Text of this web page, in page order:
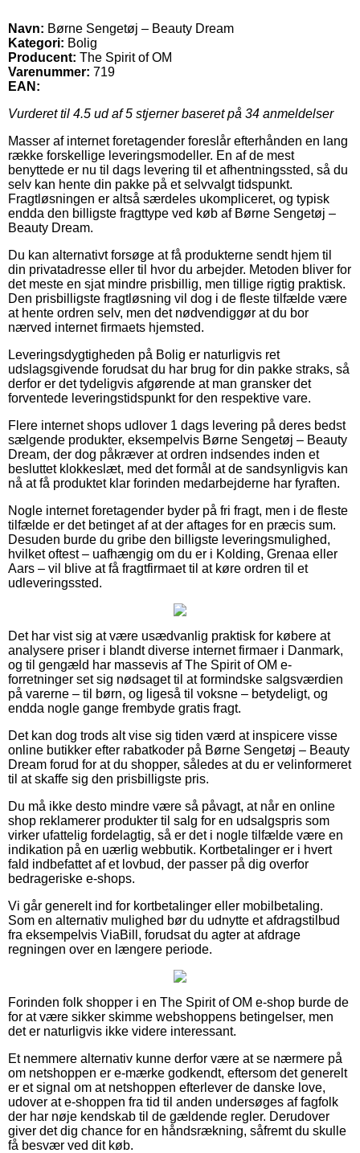
Navn: Børne Sengetøj – Beauty Dream
Kategori: Bolig
Producent: The Spirit of OM
Varenummer: 719
EAN:
Vurderet til 4.5 ud af 5 stjerner baseret på 34 anmeldelser
Masser af internet foretagender foreslår efterhånden en lang
række forskellige leveringsmodeller. En af de mest
benyttede er nu til dags levering til et afhentningssted, så du
selv kan hente din pakke på et selvvalgt tidspunkt.
Fragtløsningen er altså særdeles ukompliceret, og typisk
endda den billigste fragttype ved køb af Børne Sengetøj –
Beauty Dream.
Du kan alternativt forsøge at få produkterne sendt hjem til
din privatadresse eller til hvor du arbejder. Metoden bliver for
det meste en sjat mindre prisbillig, men tillige rigtig praktisk.
Den prisbilligste fragtløsning vil dog i de fleste tilfælde være
at hente ordren selv, men det nødvendiggør at du bor
nærved internet firmaets hjemsted.
Leveringsdygtigheden på Bolig er naturligvis ret
udslagsgivende forudsat du har brug for din pakke straks, så
derfor er det tydeligvis afgørende at man gransker det
forventede leveringstidspunkt for den respektive vare.
Flere internet shops udlover 1 dags levering på deres bedst
sælgende produkter, eksempelvis Børne Sengetøj – Beauty
Dream, der dog påkræver at ordren indsendes inden et
besluttet klokkeslæt, med det formål at de sandsynligvis kan
nå at få produktet klar forinden medarbejderne har fyraften.
Nogle internet foretagender byder på fri fragt, men i de fleste
tilfælde er det betinget af at der aftages for en præcis sum.
Desuden burde du gribe den billigste leveringsmulighed,
hvilket oftest – uafhængig om du er i Kolding, Grenaa eller
Aars – vil blive at få fragtfirmaet til at køre ordren til et
udleveringssted.
Det har vist sig at være usædvanlig praktisk for købere at
analysere priser i blandt diverse internet firmaer i Danmark,
og til gengæld har massevis af The Spirit of OM e-
forretninger set sig nødsaget til at formindske salgsværdien
på varerne – til børn, og ligeså til voksne – betydeligt, og
endda nogle gange frembyde gratis fragt.
Det kan dog trods alt vise sig tiden værd at inspicere visse
online butikker efter rabatkoder på Børne Sengetøj – Beauty
Dream forud for at du shopper, således at du er velinformeret
til at skaffe sig den prisbilligste pris.
Du må ikke desto mindre være så påvagt, at når en online
shop reklamerer produkter til salg for en udsalgspris som
virker ufattelig fordelagtig, så er det i nogle tilfælde være en
indikation på en uærlig webbutik. Kortbetalinger er i hvert
fald indbefattet af et lovbud, der passer på dig overfor
bedrageriske e-shops.
Vi går generelt ind for kortbetalinger eller mobilbetaling.
Som en alternativ mulighed bør du udnytte et afdragstilbud
fra eksempelvis ViaBill, forudsat du agter at afdrage
regningen over en længere periode.
Forinden folk shopper i en The Spirit of OM e-shop burde de
for at være sikker skimme webshoppens betingelser, men
det er naturligvis ikke videre interessant.
Et nemmere alternativ kunne derfor være at se nærmere på
om netshoppen er e-mærke godkendt, eftersom det generelt
er et signal om at netshoppen efterlever de danske love,
udover at e-shoppen fra tid til anden undersøges af fagfolk
der har nøje kendskab til de gældende regler. Derudover
giver det dig chance for en håndsrækning, såfremt du skulle
få besvær ved dit køb.